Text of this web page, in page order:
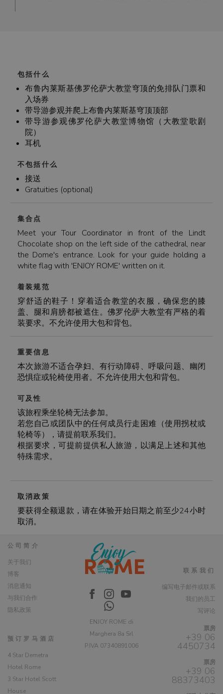
包括什么
布鲁内莱斯基佛罗伦萨大教堂穹顶的免排队门票和
入场券
带导游参观并爬上布鲁内莱斯基穹顶顶部
带导游参观佛罗伦萨大教堂博物馆（大教堂歌剧
院）
耳机
不包括什么
接送
Gratuities (optional)
集合点
Meet your Tour Coordinator in front of the Lindt
Chocolate shop on the left side of the cathedral, near
the Dome's entrance. Look for your guide holding a
white flag with 'ENJOY ROME' written on it.
着装规范
穿舒适的鞋子！穿着适合教堂的衣服，确保您的膝
盖、腿和肩膀都被遮住。佛罗伦萨大教堂有严格的着
装要求。不允许使用大包和背包。
重要信息
本次旅游不适合孕妇、有行动障碍、呼吸问题、幽闭
恐惧症或轮椅使用者。不允许使用大包和背包。
可及性
该旅程乘坐轮椅无法参加。
若您自己或团队中的任何成员行走困难（使用拐杖或
轮椅等），请提前联系我们。
根据要求，可提前提供私人旅游，以满足上述和其他
特殊需求。
取消政策
要获得全额退款，请在体验开始日期之前至少24小时
取消。
公司简介
关于我们
博客
消息通知
与我们合作
隐私政策
预订罗马酒店
4 Star Demetra
Hotel Rome
3 Star Hotel Scott
House
ENJOY ROME di
Marghera 8a Srl
P.IVA 07340891006
联系我们
编写电子邮件或联系
我们的员工
写评论
票房
+39 06
4450734
票房
+39 06
88373403